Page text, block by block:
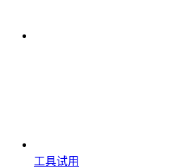
工具试用